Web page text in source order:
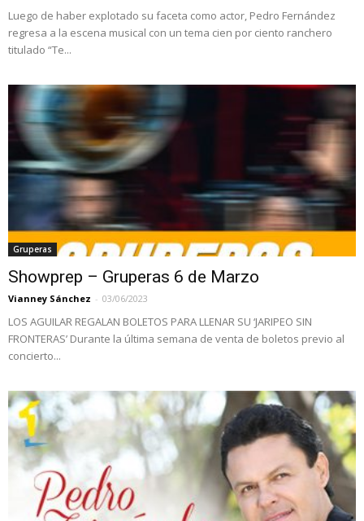
Luego de haber explotado su faceta como actor, Pedro Fernández
regresa a la escena musical con un tema cien por ciento ranchero
titulado “Te...
Gruperas
Showprep – Gruperas 6 de Marzo
Vianney Sánchez - 03/06/2023
LOS AGUILAR REGALAN BOLETOS PARA LLENAR SU ‘JARIPEO SIN
FRONTERAS’ Durante la última semana de venta de boletos previo al
concierto...